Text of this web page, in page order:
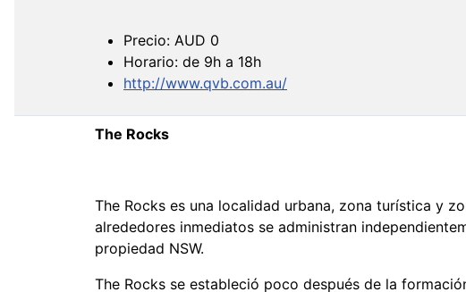
Precio: AUD 0
Horario: de 9h a 18h
http://www.qvb.com.au/
The Rocks
The Rocks es una localidad urbana, zona turística y
alrededores inmediatos se administran
propiedad NSW.
The Rocks se estableció poco después de la